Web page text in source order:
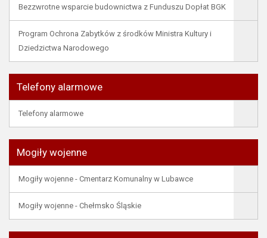
Bezzwrotne wsparcie budownictwa z Funduszu Dopłat BGK
Program Ochrona Zabytków z środków Ministra Kultury i
Dziedzictwa Narodowego
Telefony alarmowe
Telefony alarmowe
Mogiły wojenne
Mogiły wojenne - Cmentarz Komunalny w Lubawce
Mogiły wojenne - Chełmsko Śląskie